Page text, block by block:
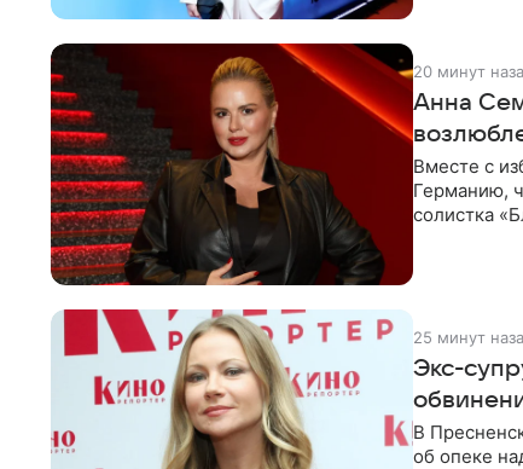
20 минут
Анна
Вместе с
Германию,
солистка
25 минут
Экс-
В
об опеке